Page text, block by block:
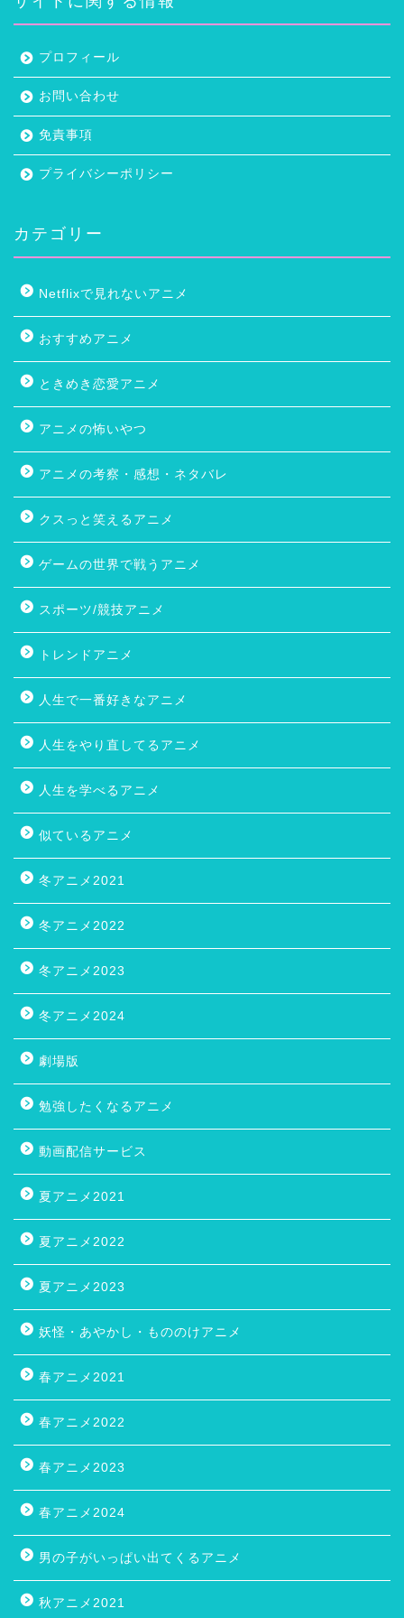
プロフィール
お問い合わせ
免責事項
プライバシーポリシー
カテゴリー
Netflixで見れないアニメ
おすすめアニメ
ときめき恋愛アニメ
アニメの怖いやつ
アニメの考察・感想・ネタバレ
クスっと笑えるアニメ
ゲームの世界で戦うアニメ
スポーツ/競技アニメ
トレンドアニメ
人生で一番好きなアニメ
人生をやり直してるアニメ
人生を学べるアニメ
似ているアニメ
冬アニメ2021
冬アニメ2022
冬アニメ2023
冬アニメ2024
劇場版
勉強したくなるアニメ
動画配信サービス
夏アニメ2021
夏アニメ2022
夏アニメ2023
妖怪・あやかし・もののけアニメ
春アニメ2021
春アニメ2022
春アニメ2023
春アニメ2024
男の子がいっぱい出てくるアニメ
秋アニメ2021